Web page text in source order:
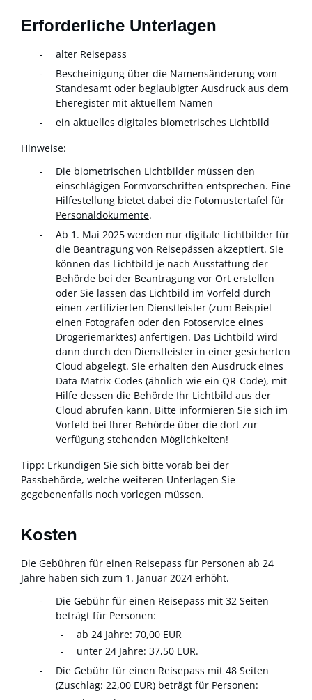
Erforderliche Unterlagen
alter Reisepass
Bescheinigung über die Namensänderung vom
Standesamt oder beglaubigter Ausdruck aus dem
Eheregister mit aktuellem Namen
ein aktuelles digitales biometrisches Lichtbild
Hinweise:
Die biometrischen Lichtbilder müssen den
einschlägigen Formvorschriften entsprechen. Eine
Hilfestellung bietet dabei die Fotomustertafel für
Personaldokumente.
Ab 1. Mai 2025 werden nur digitale Lichtbilder für
die Beantragung von Reisepässen akzeptiert. Sie
können das Lichtbild je nach Ausstattung der
Behörde bei der Beantragung vor Ort erstellen
oder Sie lassen das Lichtbild im Vorfeld durch
einen zertifizierten Dienstleister (zum Beispiel
einen Fotografen oder den Fotoservice eines
Drogeriemarktes) anfertigen. Das Lichtbild wird
dann durch den Dienstleister in einer gesicherten
Cloud abgelegt. Sie erhalten den Ausdruck eines
Data-Matrix-Codes (ähnlich wie ein QR-Code), mit
Hilfe dessen die Behörde Ihr Lichtbild aus der
Cloud abrufen kann. Bitte informieren Sie sich im
Vorfeld bei Ihrer Behörde über die dort zur
Verfügung stehenden Möglichkeiten!
Tipp: Erkundigen Sie sich bitte vorab bei der
Passbehörde, welche weiteren Unterlagen Sie
gegebenenfalls noch vorlegen müssen.
Kosten
Die Gebühren für einen Reisepass für Personen ab 24
Jahre haben sich zum 1. Januar 2024 erhöht.
Die Gebühr für einen Reisepass mit 32 Seiten
beträgt für Personen:
ab 24 Jahre: 70,00 EUR
unter 24 Jahre: 37,50 EUR.
Die Gebühr für einen Reisepass mit 48 Seiten
(Zuschlag: 22,00 EUR) beträgt für Personen: